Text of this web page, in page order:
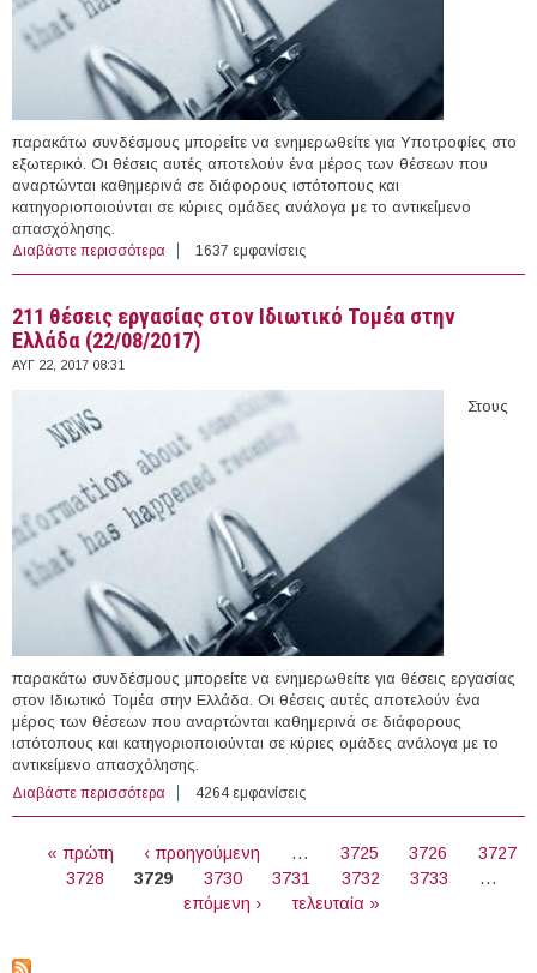
παρακάτω συνδέσμους μπορείτε να ενημερωθείτε για Υποτροφίες στο
εξωτερικό. Οι θέσεις αυτές αποτελούν ένα μέρος των θέσεων που
αναρτώνται καθημερινά σε διάφορους ιστότοπους και
κατηγοριοποιούνται σε κύριες ομάδες ανάλογα με το αντικείμενο
απασχόλησης.
Διαβάστε περισσότερα για 42 Υποτροφίες στο εξωτερικό (22/08/2017)
1637 εμφανίσεις
211 θέσεις εργασίας στον Ιδιωτικό Τομέα στην
Ελλάδα (22/08/2017)
ΑΥΓ 22, 2017 08:31
Στους
παρακάτω συνδέσμους μπορείτε να ενημερωθείτε για θέσεις εργασίας
στον Ιδιωτικό Τομέα στην Ελλάδα. Οι θέσεις αυτές αποτελούν ένα
μέρος των θέσεων που αναρτώνται καθημερινά σε διάφορους
ιστότοπους και κατηγοριοποιούνται σε κύριες ομάδες ανάλογα με το
αντικείμενο απασχόλησης.
Διαβάστε περισσότερα για 211 θέσεις εργασίας στον Ιδιωτικό Τομέα στην
Ελλάδα (22/08/2017)
4264 εμφανίσεις
« πρώτη ‹ προηγούμενη … 3725 3726
3727
3728
3729 3730 3731 3732 3733
…
επόμενη ›
τελευταία »